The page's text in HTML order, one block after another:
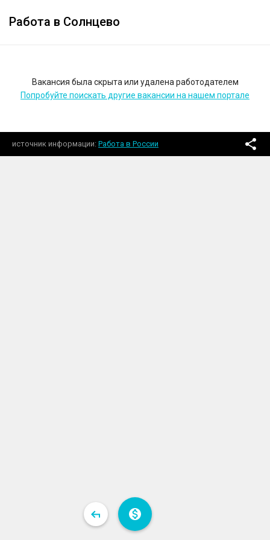
Работа в Солнцево
Вакансия была скрыта или удалена работодателем
Попробуйте поискать другие вакансии на нашем портале
источник информации Работа в России